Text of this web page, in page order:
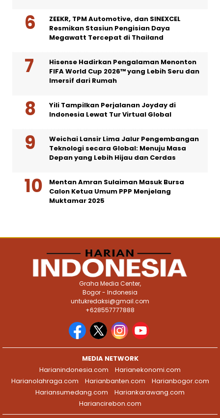
ZEEKR, TPM Automotive, dan SINEXCEL
Resmikan Stasiun Pengisian Daya
Megawatt Tercepat di Thailand
Hisense Hadirkan Pengalaman Menonton
FIFA World Cup 2026™ yang Lebih Seru dan
Imersif dari Rumah
Yili Tampilkan Perjalanan Joyday di
Indonesia Lewat Tur Virtual Global
Weichai Lansir Lima Jalur Pengembangan
Teknologi secara Global: Menuju Masa
Depan yang Lebih Hijau dan Cerdas
Mentan Amran Sulaiman Masuk Bursa
Calon Ketua Umum PPP Menjelang
Muktamar 2025
Graha Media Center,
Bogor - Indonesia
untukredaksi@gmail.com
+628557777888
MEDIA NETWORK
Harianindonesia.com
Harianekonomi.com
Harianolahraga.com
Harianbanten.com
Harianbogor.com
Hariansumedang.com
Hariankarawang.com
Hariancirebon.com